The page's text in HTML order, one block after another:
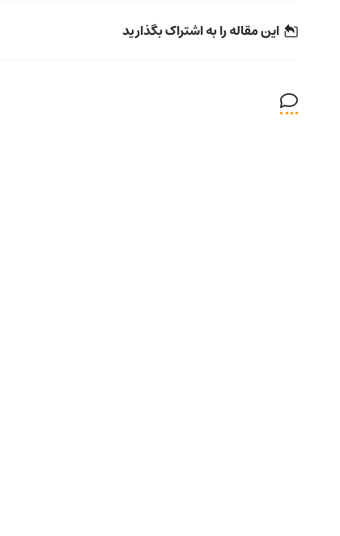
این مقاله را به اشتراک بگذارید